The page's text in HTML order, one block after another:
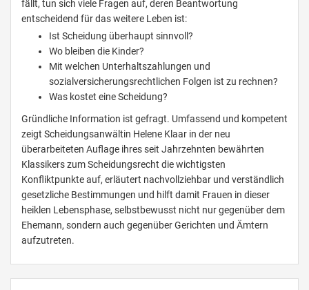
fällt, tun sich viele Fragen auf, deren Beantwortung
entscheidend für das weitere Leben ist:
Ist Scheidung überhaupt sinnvoll?
Wo bleiben die Kinder?
Mit welchen Unterhaltszahlungen und
sozialversicherungsrechtlichen Folgen ist zu rechnen?
Was kostet eine Scheidung?
Gründliche Information ist gefragt. Umfassend und kompetent
zeigt Scheidungsanwältin Helene Klaar in der neu
überarbeiteten Auflage ihres seit Jahrzehnten bewährten
Klassikers zum Scheidungsrecht die wichtigsten
Konfliktpunkte auf, erläutert nachvollziehbar und verständlich
gesetzliche Bestimmungen und hilft damit Frauen in dieser
heiklen Lebensphase, selbstbewusst nicht nur gegenüber dem
Ehemann, sondern auch gegenüber Gerichten und Ämtern
aufzutreten.